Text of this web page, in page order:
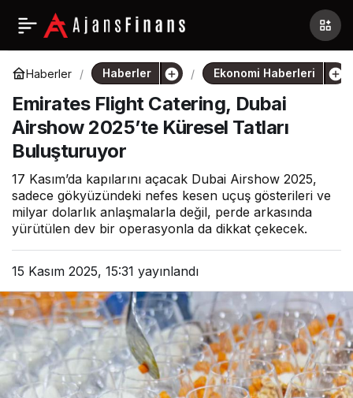
Haberler Haberler Ekonomi Haberleri
Emirates Flight Catering, Dubai
Airshow 2025’te Küresel Tatları
Buluşturuyor
17 Kasım’da kapılarını açacak Dubai Airshow 2025,
sadece gökyüzündeki nefes kesen uçuş gösterileri ve
milyar dolarlık anlaşmalarla değil, perde arkasında
yürütülen dev bir operasyonla da dikkat çekecek.
15 Kasım 2025, 15:31 yayınlandı